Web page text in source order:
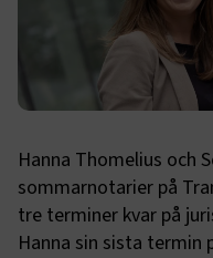
Hanna Thomelius och
sommarnotarier på
tre terminer kvar på
Hanna sin sista